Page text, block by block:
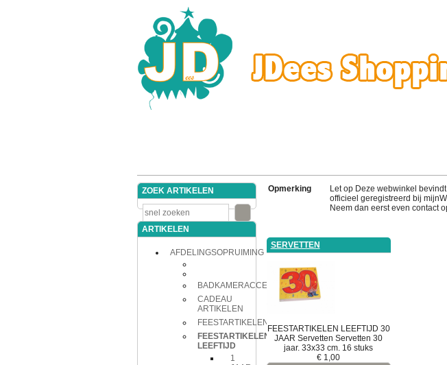
ZOEK ARTIKELEN
ARTIKELEN
AFDELINGSOPRUIMING
BADKAMERACCESSOIRES
CADEAU
ARTIKELEN
FEESTARTIKELEN
FEESTARTIKELEN
LEEFTIJD
1
Opmerking
Let op Deze webwinkel
officieel geregistreerd bij
Neem dan eerst even contact
SERVETTEN
FEESTARTIKELEN LEEFTIJD 30
JAAR Servetten Servetten 30
jaar. 33x33 cm. 16 stuks
€ 1,00